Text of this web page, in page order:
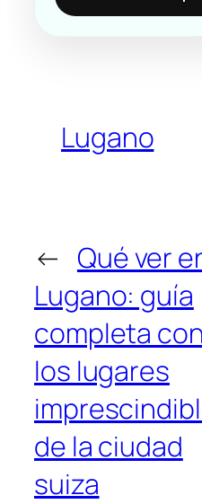
Lugano
← Qué ver
Lugano: guía
completa con
los lugares
de la ciudad
suiza